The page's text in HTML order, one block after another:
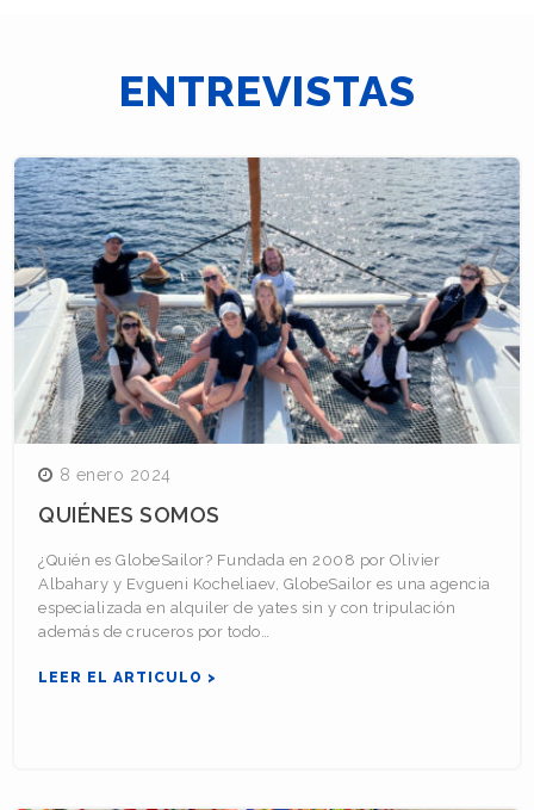
ENTREVISTAS
8 enero 2024
QUIÉNES SOMOS
¿Quién es GlobeSailor? Fundada en 2008 por Olivier
Albahary y Evgueni Kocheliaev, GlobeSailor es una agencia
especializada en alquiler de yates sin y con tripulación
además de cruceros por todo…
LEER EL ARTICULO >